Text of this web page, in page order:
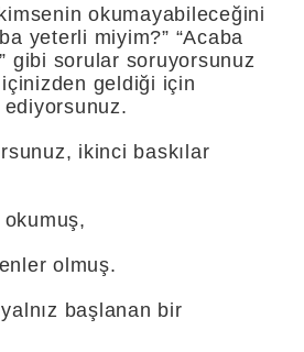
okumayabileceğini
yeterli miyim?” “Acaba
gibi sorular soruyorsunuz
geldiği için
ikinci baskılar
olmuş.
başlanan bir